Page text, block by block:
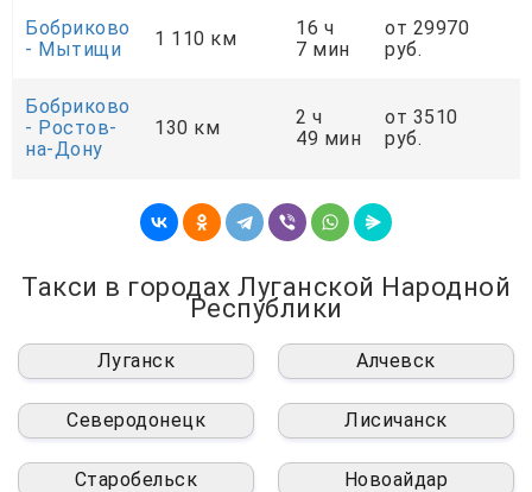
Бобриково
- Мытищи
1 110 км
16 ч
7 мин
от 29970
руб.
Бобриково
- Ростов-
на-Дону
130 км
2 ч
49 мин
от 3510
руб.
Такси в городах Луганской Народной
Республики
Луганск Алчевск
Северодонецк Лисичанск
Старобельск Новоайдар